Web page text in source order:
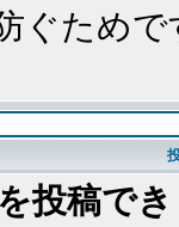
ぐためで
投稿で